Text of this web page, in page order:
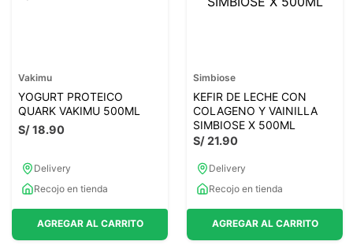
Vakimu
YOGURT PROTEICO
QUARK VAKIMU 500ML
S/18.90
Delivery
Recojo en tienda
AGREGAR AL CARRITO
Simbiose
KEFIR DE LECHE CON
COLAGENO Y VAINILLA
SIMBIOSE X 500ML
S/21.90
Delivery
Recojo en tienda
AGREGAR AL CARRITO